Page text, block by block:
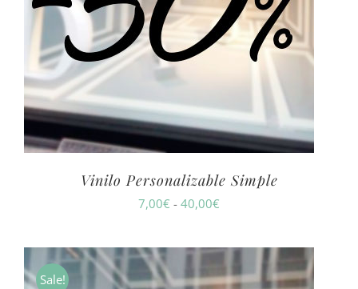
VARIANTES.
LAS
SE
EN
LA
PÁGINA
DE
Vinilo Personalizable Simple
7,00€ - 40,00€
precios:
desde
Sale!